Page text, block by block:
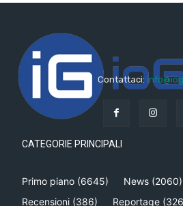
Contattaci:
CATEGORIE PRINCIPALI
Primo piano (6645) News (2060)
Recensioni (386) Reportage